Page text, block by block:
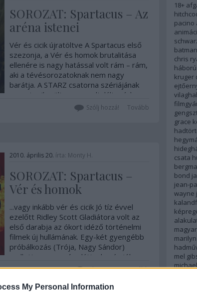
My Personal Information
SOROZAT: Spartacus – Az
aréna istenei
Vér és cicik újratöltve A Spartacus első
szezonja, a Vér és homok brutalitása
ellenére is nagy hatással volt rám – rám,
aki a tévésorozatoknak nem nagy
barátja. A STARZ csatorna szériájának
ugyanis sikerült nagyon eltalált módon
elegyíteni néhány korábbi film…
Tovább
Szólj hozzá!
2010. április 20. írta: Monty H.
SOROZAT: Spartacus –
Vér és homok
...vagy inkább vér és cicik Jó tíz évvel
ezelőtt Ridley Scott Gladiátora volt az
első darabja az ókort idéző történelmi
filmek új hullámának. Egy-két gyengébb
próbálkozás (Trója, Nagy Sándor)
mellett szerencsére láttunk más jól
sikerült alkotásokat is a témában: a…Tovább
2komment
18+
pacino
batman
chris
háború
kruger
grace
csata
bond
jean-
wayne
mel